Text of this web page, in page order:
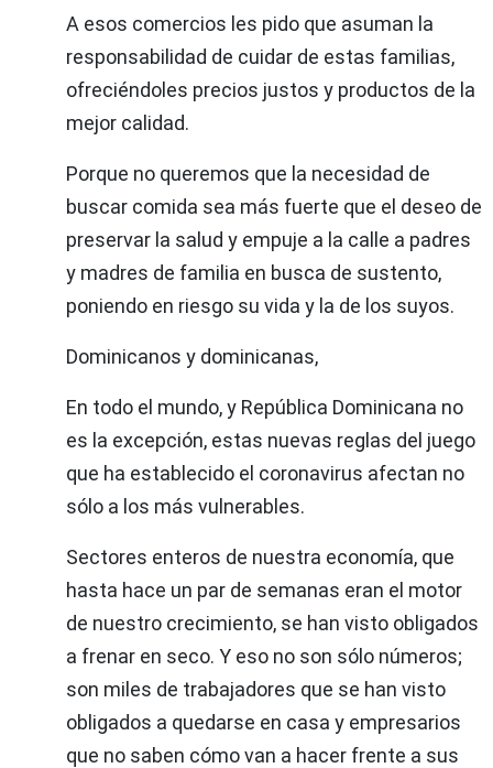
A esos comercios les pido que asuman la
responsabilidad de cuidar de estas familias,
ofreciéndoles precios justos y productos de la
mejor calidad.
Porque no queremos que la necesidad de
buscar comida sea más fuerte que el deseo de
preservar la salud y empuje a la calle a padres
y madres de familia en busca de sustento,
poniendo en riesgo su vida y la de los suyos.
Dominicanos y dominicanas,
En todo el mundo, y República Dominicana no
es la excepción, estas nuevas reglas del juego
que ha establecido el coronavirus afectan no
sólo a los más vulnerables.
Sectores enteros de nuestra economía, que
hasta hace un par de semanas eran el motor
de nuestro crecimiento, se han visto obligados
a frenar en seco. Y eso no son sólo números;
son miles de trabajadores que se han visto
obligados a quedarse en casa y empresarios
que no saben cómo van a hacer frente a sus